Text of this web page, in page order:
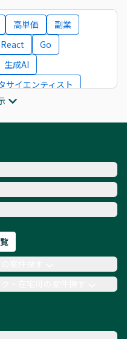
高単価
副業
React
Go
生成AI
サイエンティスト
サルタント
ー
Ruby
・在宅可の案件探す